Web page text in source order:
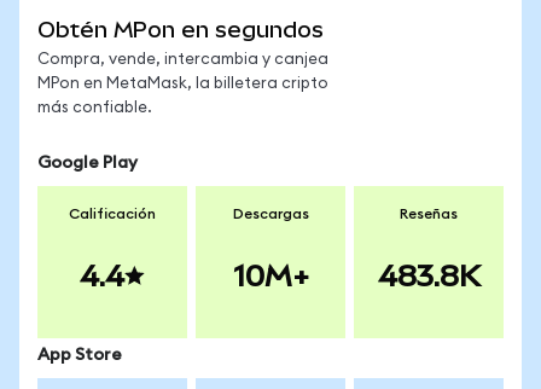
Obtén MPon en segundos
Compra, vende, intercambia y canjea
MPon en MetaMask, la billetera cripto
más confiable.
Google Play
Calificación
4.4
Descargas
10M+
Reseñas
483.8K
App Store